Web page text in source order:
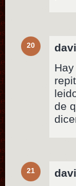
20
de
21